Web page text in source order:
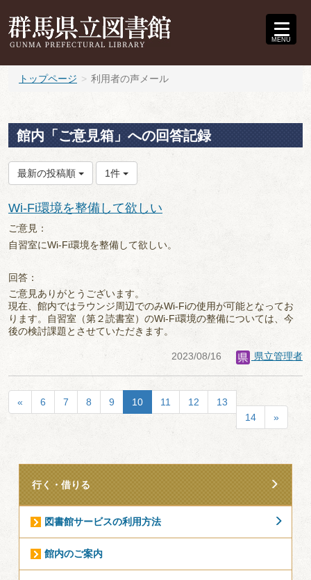
MENU
トップページ 利用者の声メール
館内「ご意見箱」への回答記録
最新の投稿順 1件
Wi-Fi環境を整備して欲しい
ご意見：
自習室にWi-Fi環境を整備して欲しい。
回答：
ご意見ありがとうございます。
現在、館内ではラウンジ周辺でのみWi-Fiの使用が可能となってお
ります。自習室（第２読書室）のWi-Fi環境の整備については、今
後の検討課題とさせていただきます。
2023/08/16 県立管理者
« 6 7 8 9 10 11 12
13
14
»
行く・借りる
図書館サービスの利用方法
館内のご案内